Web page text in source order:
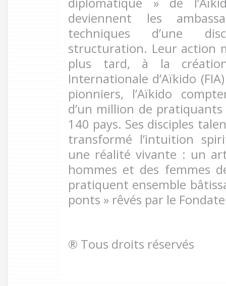
deviennent les
techniques d’une
structuration. Leur action
plus tard, à la
Internationale d’Aïkido
pionniers, l’Aïkido
d’un million de
140 pays. Ses disciples
transformé l’intuition
une réalité vivante : un
hommes et des femmes
pratiquent ensemble
ponts » rêvés par le
® Tous droits réservés